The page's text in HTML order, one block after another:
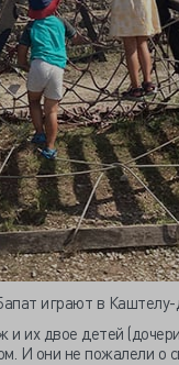
играют в
и их двое детей
И они не пожалели о